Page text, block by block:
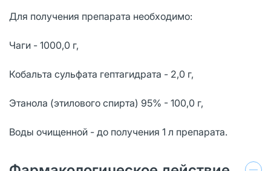
Для получения препарата необходимо:
Чаги - 1000,0 г,
Кобальта сульфата гептагидрата - 2,0 г,
Этанола (этилового спирта) 95% - 100,0 г,
Воды очищенной - до получения 1 л препарата.